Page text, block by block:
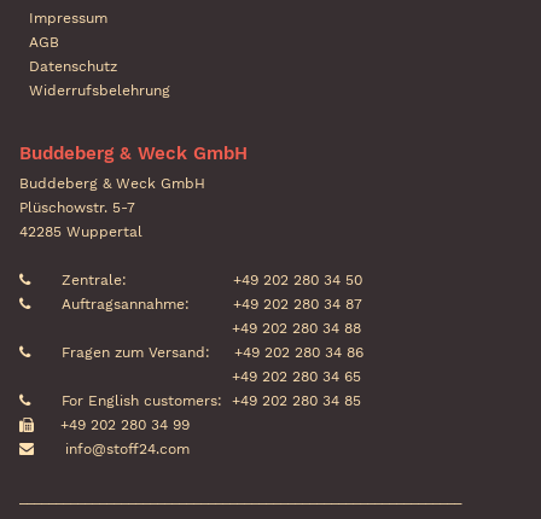
Impressum
AGB
Datenschutz
Widerrufsbelehrung
Buddeberg & Weck GmbH
Buddeberg & Weck GmbH
Plüschowstr. 5-7
42285 Wuppertal
Zentrale:
+49 202 280 34 50
Auftragsannahme:
+49 202 280 34 87
+49 202 280 34 88
Fragen zum Versand:
+49 202 280 34 86
+49 202 280 34 65
For English customers:
+49 202 280 34 85
+49 202 280 34 99
info@stoff24.com